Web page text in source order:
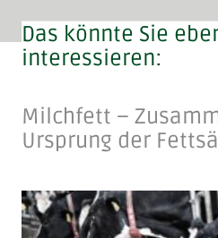
Das könnte Sie
interessieren:
Milchfett –
Ursprung der